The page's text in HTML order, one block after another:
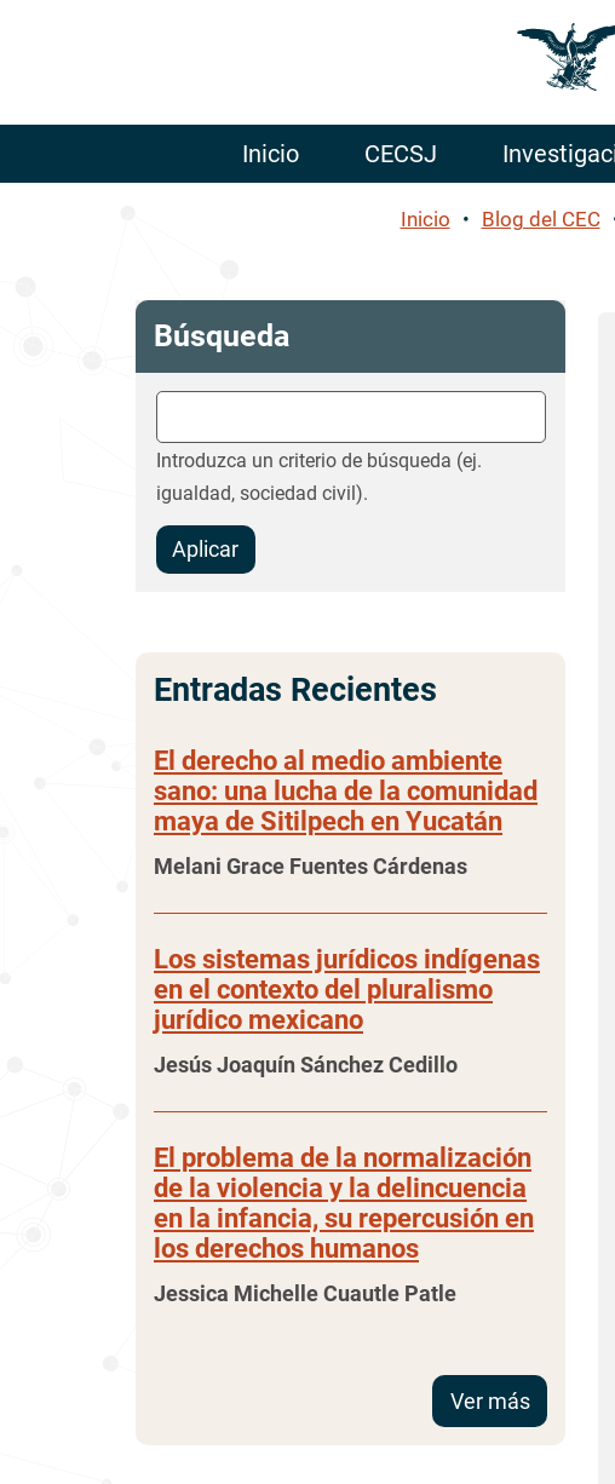
Inicio CECSJ
Inicio Blog del CEC
Búsqueda
Introduzca un criterio de
Introduzca un criterio de búsqueda (ej.
igualdad, sociedad civil).
Aplicar
Entradas Recientes
El derecho al medio ambiente
sano: una lucha de la comunidad
maya de Sitilpech en Yucatán
Melani Grace Fuentes Cárdenas
Los sistemas jurídicos indígenas
en el contexto del pluralismo
jurídico mexicano
Jesús Joaquín Sánchez Cedillo
El problema de la normalización
de la violencia y la delincuencia
en la infancia, su repercusión en
los derechos humanos
Jessica Michelle Cuautle Patle
Ver más